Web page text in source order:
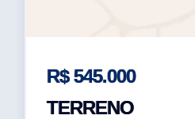
R$ 545.000
TERRENO